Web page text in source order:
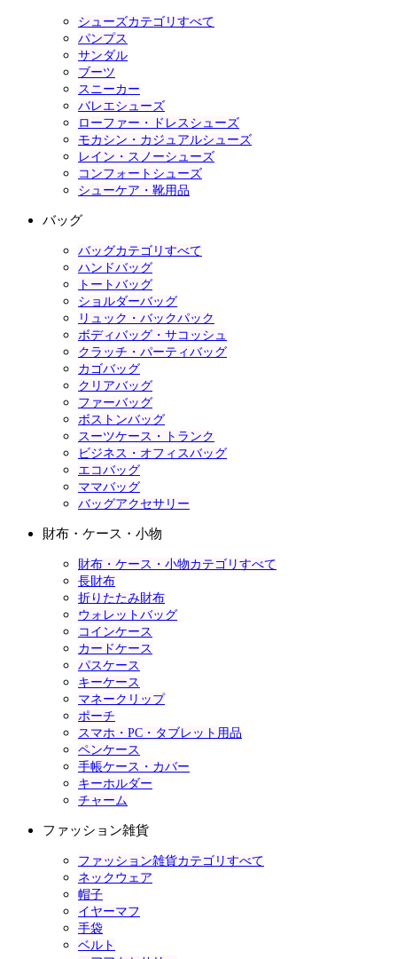
シューズカテゴリすべて
パンプス
サンダル
ブーツ
スニーカー
バレエシューズ
ローファー・ドレスシューズ
モカシン・カジュアルシューズ
レイン・スノーシューズ
コンフォートシューズ
シューケア・靴用品
バッグ
バッグカテゴリすべて
ハンドバッグ
トートバッグ
ショルダーバッグ
リュック・バックパック
ボディバッグ・サコッシュ
クラッチ・パーティバッグ
カゴバッグ
クリアバッグ
ファーバッグ
ボストンバッグ
スーツケース・トランク
ビジネス・オフィスバッグ
エコバッグ
ママバッグ
バッグアクセサリー
財布・ケース・小物
財布・ケース・小物カテゴリすべて
長財布
折りたたみ財布
ウォレットバッグ
コインケース
カードケース
パスケース
キーケース
マネークリップ
ポーチ
スマホ・PC・タブレット用品
ペンケース
手帳ケース・カバー
キーホルダー
チャーム
ファッション雑貨
ファッション雑貨カテゴリすべて
ネックウェア
帽子
イヤーマフ
手袋
ベルト